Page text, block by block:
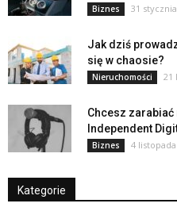
Biznes 31
Jak dziś
się w chaosie?
Nieruchomości 21
Chcesz zarabiać
Independent
Biznes 4
Kategorie